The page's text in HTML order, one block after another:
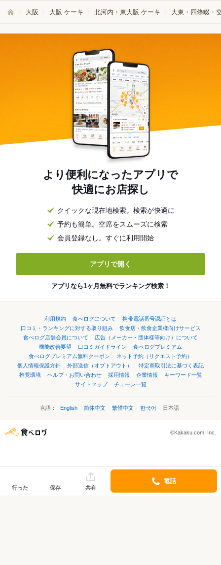
大阪 大阪 ケーキ 北河内・東大阪 ケーキ 大東・四條畷・
より便利になったアプリで
快適にお店探し
クイックな現在地検索。検索が快適に
予約も簡単。空席をスムーズに検索
会員登録なし。すぐに利用開始
アプリで開く
アプリなら1ヶ月無料でランキング検索！
利用規約 食べログについて
携帯電話番号認証とは
口コミ・ランキングに対する取り組み
飲食店・飲食企業様向けサービス
食べログ店舗会員について
広告（メーカー・団体様等向け）について
機能改善要望
口コミガイドライン
食べログプレミアム
食べログプレミアム無料クーポン
ネット予約（リクエスト予約）
個人情報保護方針
外部送信（オプトアウト）
特定商取引法に基づく表記
推奨環境
ヘルプ・お問い合わせ 採用情報 企業情報
キーワード一覧
サイトマップ
チェーン一覧
言語： English 简体中文 繁體中文 한국어 日本語
©Kakaku.com, Inc.
行った 保存 共有
電話